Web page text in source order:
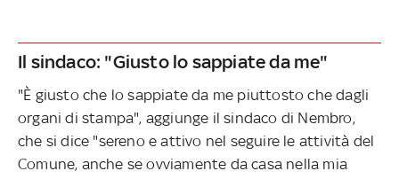
Il sindaco: "Giusto lo sappiate da me"
"È giusto che lo sappiate da me piuttosto che dagli
organi di stampa", aggiunge il sindaco di Nembro,
che si dice "sereno e attivo nel seguire le attività del
Comune, anche se ovviamente da casa nella mia